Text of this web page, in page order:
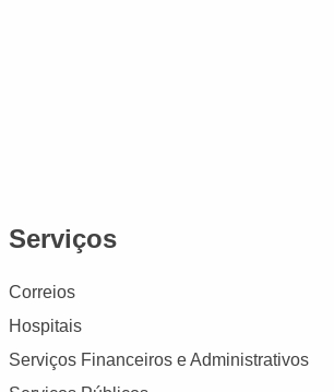
Serviços
Correios
Hospitais
Serviços Financeiros e Administrativos